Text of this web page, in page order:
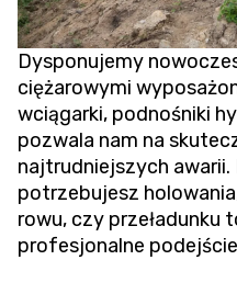
Dysponujemy
ciężarowymi
wciągarki, podnośniki
pozwala nam na
najtrudniejszych
potrzebujesz
rowu, czy przeładunku
profesjonalne